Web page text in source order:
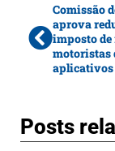
Comissão
aprova
imposto de
motoristas
aplicativos
Posts